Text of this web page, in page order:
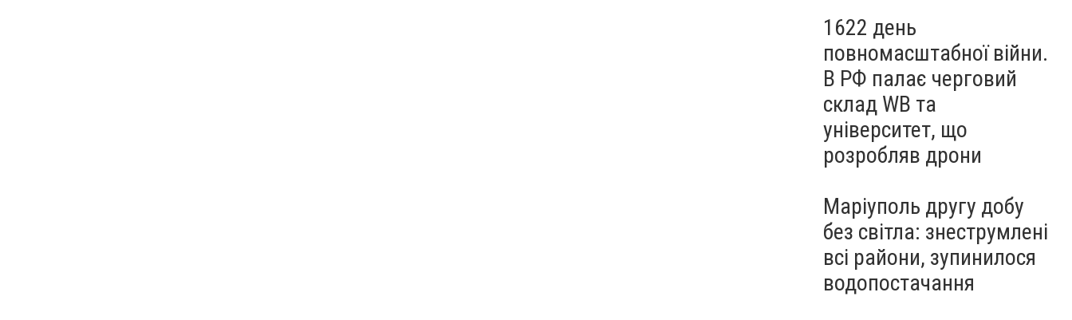
1622 день
повномасштабної війни.
В РФ палає черговий
склад WB та
університет, що
розробляв дрони
Маріуполь другу добу
без світла: знеструмлені
всі райони, зупинилося
водопостачання